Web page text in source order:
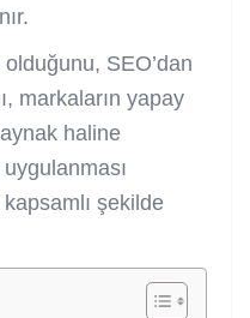
SEO’dan
markaların yapay
haline
şekilde